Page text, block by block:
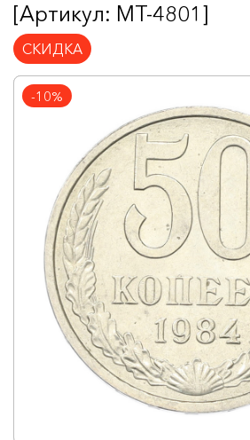
[Артикул: MT-4801]
СКИДКА
-10%